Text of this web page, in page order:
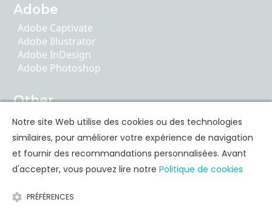
Adobe
Adobe Captivate
Adobe Illustrator
Adobe InDesign
Adobe Photoshop
Other
AI Literacy
ChatGPT
Google Apps
Communication
Notre site Web utilise des cookies ou des technologies
similaires, pour améliorer votre expérience de navigation
et fournir des recommandations personnalisées. Avant
d'accepter, vous pouvez lire notre Politique de cookies
PRÉFÉRENCES